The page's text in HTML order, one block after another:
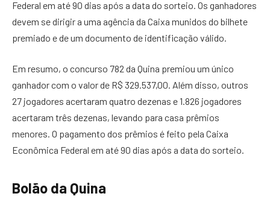
Federal em até 90 dias após a data do sorteio. Os ganhadores
devem se dirigir a uma agência da Caixa munidos do bilhete
premiado e de um documento de identificação válido.
Em resumo, o concurso 782 da Quina premiou um único
ganhador com o valor de R$ 329.537,00. Além disso, outros
27 jogadores acertaram quatro dezenas e 1.826 jogadores
acertaram três dezenas, levando para casa prêmios
menores. O pagamento dos prêmios é feito pela Caixa
Econômica Federal em até 90 dias após a data do sorteio.
Bolão da Quina